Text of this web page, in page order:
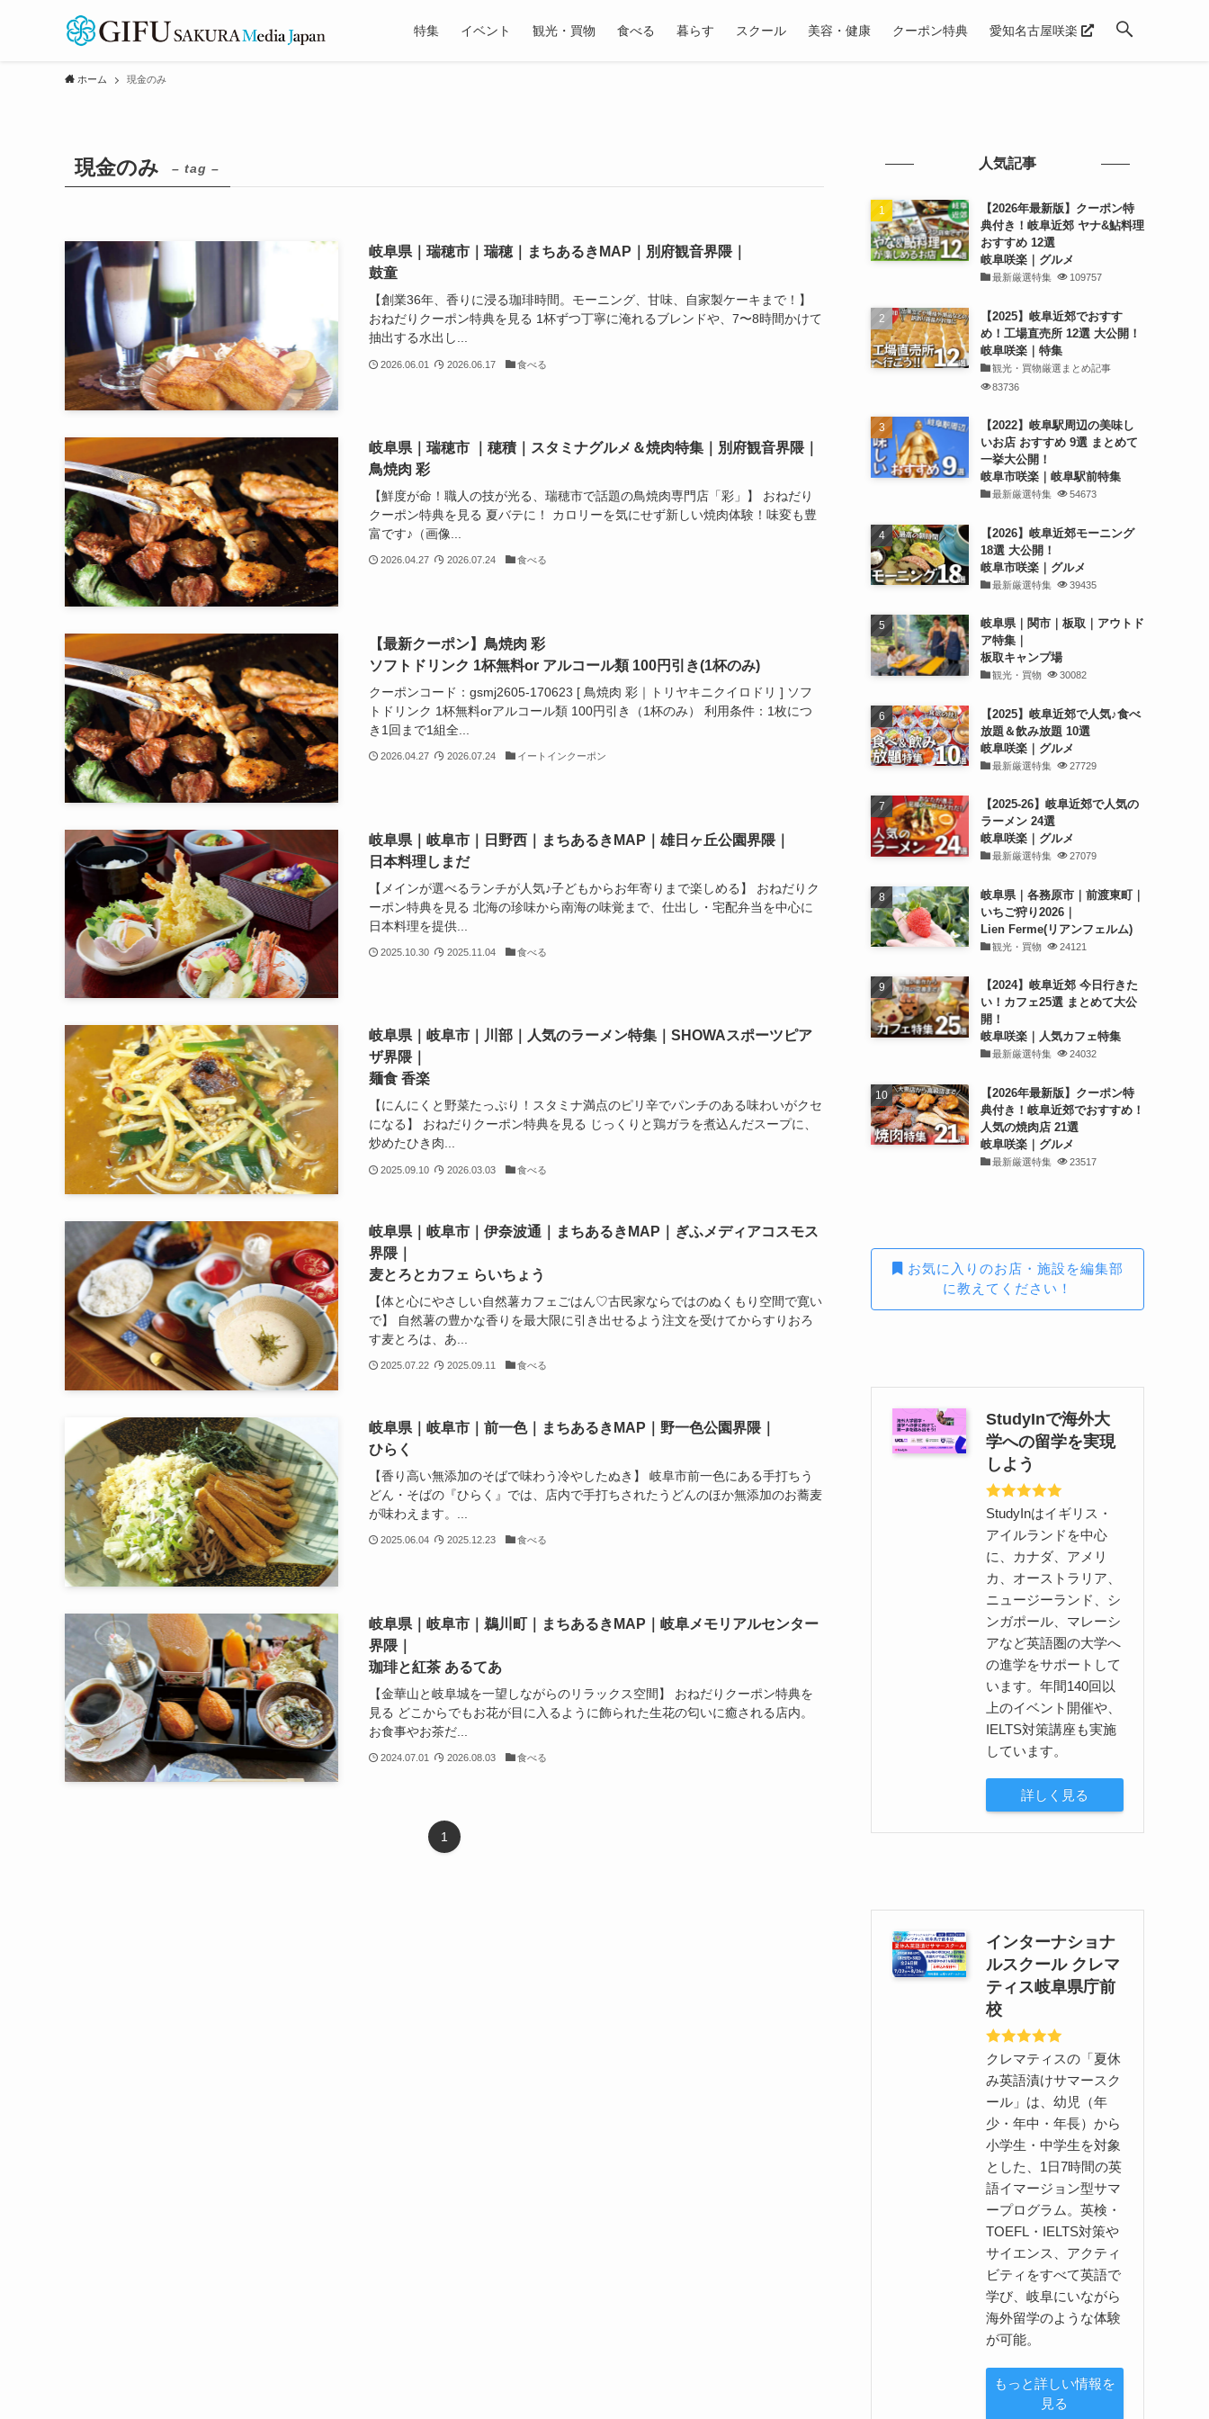
特集 イベント 観光・買物 食べる 暮らす スクール 美容・健康 クーポン特典 愛知名古屋咲楽
ホーム 現金のみ
現金のみ – tag –
岐阜県｜瑞穂市｜瑞穂｜まちあるきMAP｜別府観音界隈｜
鼓童
【創業36年、香りに浸る珈琲時間。モーニング、甘味、自家製ケーキまで！】
おねだりクーポン特典を見る 1杯ずつ丁寧に淹れるブレンドや、7〜8時間かけて
抽出する水出し...
2026.06.01 2026.06.17 食べる
岐阜県｜瑞穂市 ｜穂積｜スタミナグルメ＆焼肉特集｜別府観音界隈｜
鳥焼肉 彩
【鮮度が命！職人の技が光る、瑞穂市で話題の鳥焼肉専門店「彩」】 おねだり
クーポン特典を見る 夏バテに！ カロリーを気にせず新しい焼肉体験！味変も豊
富です♪（画像...
2026.04.27 2026.07.24 食べる
【最新クーポン】鳥焼肉 彩
ソフトドリンク 1杯無料or アルコール類 100円引き(1杯のみ)
クーポンコード：gsmj2605-170623 [ 鳥焼肉 彩｜トリヤキニクイロドリ ] ソフ
トドリンク 1杯無料orアルコール類 100円引き（1杯のみ） 利用条件：1枚につ
き1回まで1組全...
2026.04.27 2026.07.24 イートインクーポン
岐阜県｜岐阜市｜日野西｜まちあるきMAP｜雄日ヶ丘公園界隈｜
日本料理しまだ
【メインが選べるランチが人気♪子どもからお年寄りまで楽しめる】 おねだりク
ーポン特典を見る 北海の珍味から南海の味覚まで、仕出し・宅配弁当を中心に
日本料理を提供...
2025.10.30 2025.11.04 食べる
岐阜県｜岐阜市｜川部｜人気のラーメン特集｜SHOWAスポーツピア
ザ界隈｜
麺食 香楽
【にんにくと野菜たっぷり！スタミナ満点のピリ辛でパンチのある味わいがクセ
になる】 おねだりクーポン特典を見る じっくりと鶏ガラを煮込んだスープに、
炒めたひき肉...
2025.09.10 2026.03.03 食べる
岐阜県｜岐阜市｜伊奈波通｜まちあるきMAP｜ぎふメディアコスモス
界隈｜
麦とろとカフェ らいちょう
【体と心にやさしい自然薯カフェごはん♡古民家ならではのぬくもり空間で寛い
で】 自然薯の豊かな香りを最大限に引き出せるよう注文を受けてからすりおろ
す麦とろは、あ...
2025.07.22 2025.09.11 食べる
岐阜県｜岐阜市｜前一色｜まちあるきMAP｜野一色公園界隈｜
ひらく
【香り高い無添加のそばで味わう冷やしたぬき】 岐阜市前一色にある手打ちう
どん・そばの『ひらく』では、店内で手打ちされたうどんのほか無添加のお蕎麦
が味わえます。...
2025.06.04 2025.12.23 食べる
岐阜県｜岐阜市｜鵜川町｜まちあるきMAP｜岐阜メモリアルセンター
界隈｜
珈琲と紅茶 あるてあ
【金華山と岐阜城を一望しながらのリラックス空間】 おねだりクーポン特典を
見る どこからでもお花が目に入るように飾られた生花の匂いに癒される店内。
お食事やお茶だ...
2024.07.01 2026.08.03 食べる
1
人気記事
【2026年最新版】クーポン特
典付き！岐阜近郊 ヤナ&鮎料理
おすすめ 12選
岐阜咲楽｜グルメ
最新厳選特集 109757
【2025】岐阜近郊でおすす
め！工場直売所 12選 大公開！
岐阜咲楽｜特集
観光・買物厳選まとめ記事
83736
【2022】岐阜駅周辺の美味し
いお店 おすすめ 9選 まとめて
一挙大公開！
岐阜市咲楽｜岐阜駅前特集
最新厳選特集 54673
【2026】岐阜近郊モーニング
18選 大公開！
岐阜市咲楽｜グルメ
最新厳選特集 39435
岐阜県｜関市｜板取｜アウトド
ア特集｜
板取キャンプ場
観光・買物 30082
【2025】岐阜近郊で人気♪食べ
放題＆飲み放題 10選
岐阜咲楽｜グルメ
最新厳選特集 27729
【2025-26】岐阜近郊で人気の
ラーメン 24選
岐阜咲楽｜グルメ
最新厳選特集 27079
岐阜県｜各務原市｜前渡東町｜
いちご狩り2026｜
Lien Ferme(リアンフェルム)
観光・買物 24121
【2024】岐阜近郊 今日行きた
い！カフェ25選 まとめて大公
開！
岐阜咲楽｜人気カフェ特集
最新厳選特集 24032
【2026年最新版】クーポン特
典付き！岐阜近郊でおすすめ！
人気の焼肉店 21選
岐阜咲楽｜グルメ
最新厳選特集 23517
お気に入りのお店・施設を編集部
に教えてください！
StudyInで海外大
学への留学を実現
しよう
StudyInはイギリス・
アイルランドを中心
に、カナダ、アメリ
カ、オーストラリア、
ニュージーランド、シ
ンガポール、マレーシ
アなど英語圏の大学へ
の進学をサポートして
います。年間140回以
上のイベント開催や、
IELTS対策講座も実施
しています。
詳しく見る
インターナショナ
ルスクール クレマ
ティス岐阜県庁前
校
クレマティスの「夏休
み英語漬けサマースク
ール」は、幼児（年
少・年中・年長）から
小学生・中学生を対象
とした、1日7時間の英
語イマージョン型サマ
ープログラム。英検・
TOEFL・IELTS対策や
サイエンス、アクティ
ビティをすべて英語で
学び、岐阜にいながら
海外留学のような体験
が可能。
もっと詳しい情報を
見る